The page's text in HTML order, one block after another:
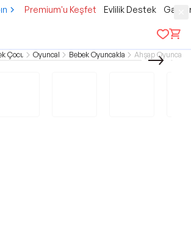
Premium'u Keşfet Evlilik Destek
Çocuk Oyuncak Bebek Oyuncakları Ahşap Oyuncak